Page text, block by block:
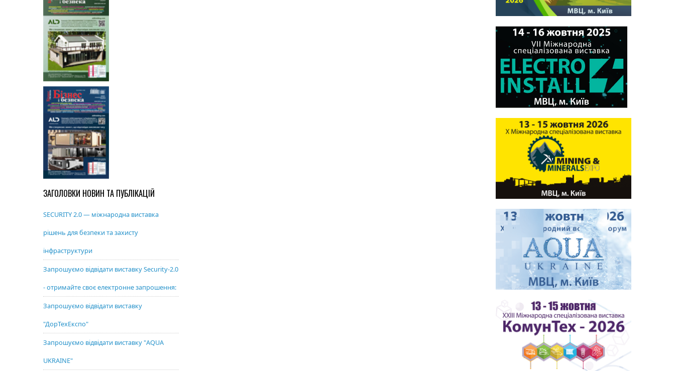
ЗАГОЛОВКИ НОВИН ТА ПУБЛІКАЦІЙ
SECURITY 2.0 — міжнародна виставка
рішень для безпеки та захисту
інфраструктури
Запрошуємо відвідати виставку Security-2.0
- отримайте своє електронне запрошення:
Запрошуємо відвідати виставку
"ДорТехЕкспо"
Запрошуємо відвідати виставку "AQUA
UKRAINE"